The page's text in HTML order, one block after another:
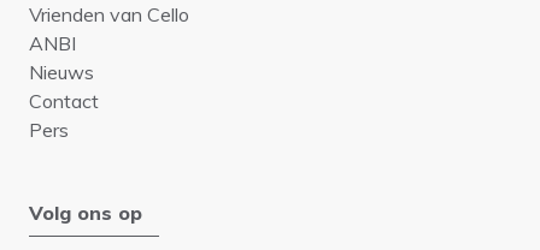
Vrienden van Cello
ANBI
Nieuws
Contact
Pers
Volg ons op